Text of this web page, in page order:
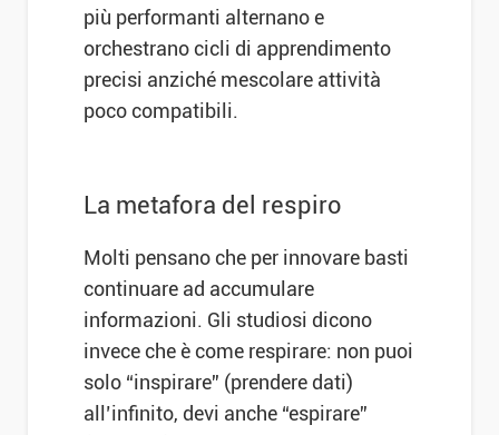
più performanti alternano e
orchestrano cicli di apprendimento
precisi anziché mescolare attività
poco compatibili.
La metafora del respiro
Molti pensano che per innovare basti
continuare ad accumulare
informazioni. Gli studiosi dicono
invece che è come respirare: non puoi
solo “inspirare” (prendere dati)
all’infinito, devi anche “espirare”